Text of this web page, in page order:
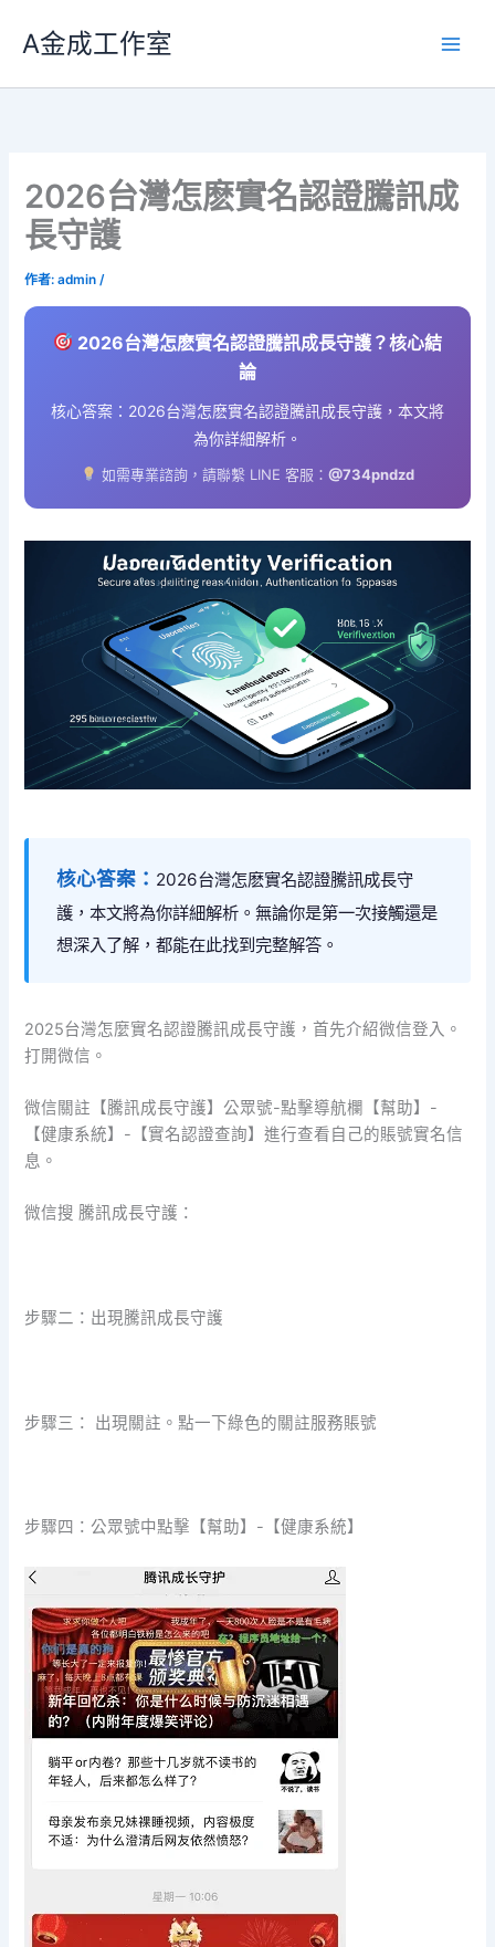
要
A金成工作室
2026台灣怎麽實名認證騰訊成
長守護
作者:admin/
2026台灣怎麽實名認證騰訊成長守護？核心結
論
核心答案：2026台灣怎麽實名認證騰訊成長守護，本文將
為你詳細解析。
如需專業諮詢，請聯繫 LINE 客服： @734pndzd
核心答案： 2026台灣怎麽實名認證騰訊成長守
護，本文將為你詳細解析。無論你是第一次接觸還是
想深入了解，都能在此找到完整解答。
2025台灣怎麼實名認證騰訊成長守護，首先介紹微信登入。
打開微信。
微信關註【騰訊成長守護】公眾號-點擊導航欄【幫助】-
【健康系統】-【實名認證查詢】進行查看自己的賬號實名信
息。
微信搜 騰訊成長守護：
步驟二：出現騰訊成長守護
步驟三： 出現關註。點一下綠色的關註服務賬號
步驟四：公眾號中點擊【幫助】-【健康系統】